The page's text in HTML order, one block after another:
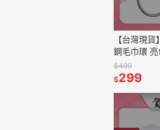
【台灣現
鋼毛巾環
毛巾架 浴巾
件 衛浴配件
$499
$299